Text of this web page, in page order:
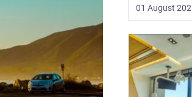
hvor vigtig en
er i
omegn
VVS-
central rolle
01 August